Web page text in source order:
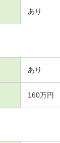
あり
あり
160万円